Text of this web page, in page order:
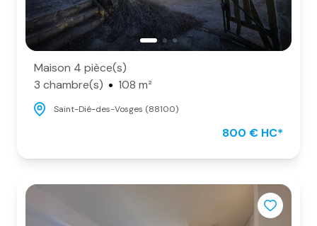
Maison 4 pièce(s)
3 chambre(s)
108 m²
Saint-Dié-des-Vosges (88100)
800 € HC*